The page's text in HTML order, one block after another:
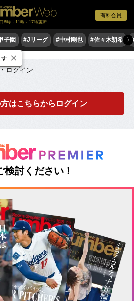
有料会員
6時・11時・17時更新
子園 #Jリーグ #中村剛也 #佐々木朗希 〉
イン
ログイン
はこちらからログイン
検討ください！
す ×